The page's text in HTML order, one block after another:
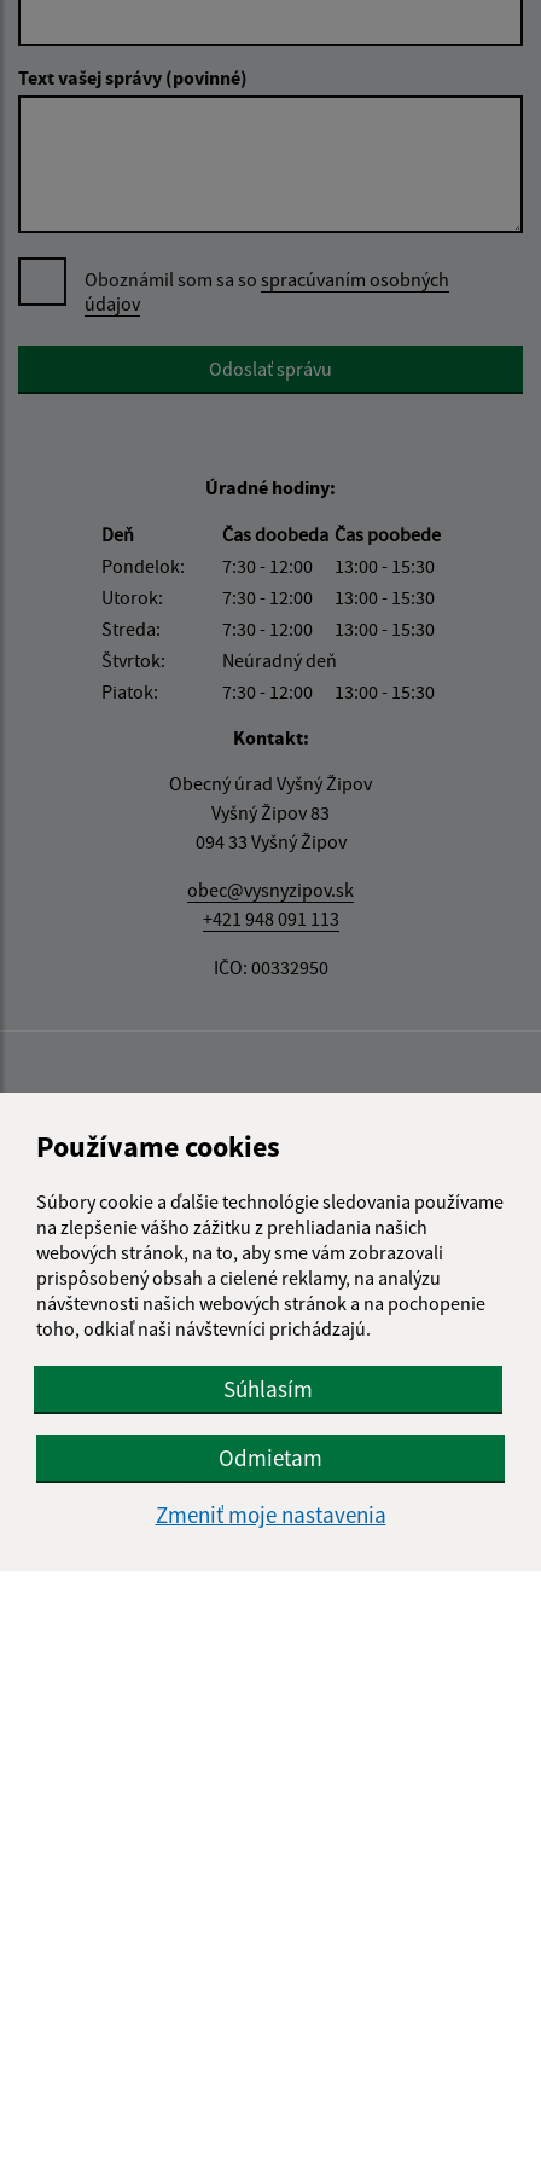
Používame cookies
Súbory cookie a ďalšie technológie sledovania používame
na zlepšenie vášho zážitku z prehliadania našich
webových stránok, na to, aby sme vám zobrazovali
prispôsobený obsah a cielené reklamy, na analýzu
návštevnosti našich webových stránok a na pochopenie
toho, odkiaľ naši návštevníci prichádzajú.
Súhlasím
Odmietam
Zmeniť moje nastavenia
Text vašej správy (povinné)
Oboznámil som sa so spracúvaním osobných
údajov
Google reCaptcha ResponseOdoslať správu
Úradné hodiny:
Deň
Čas doobeda Čas poobede
Pondelok:
7:30 - 12:00
13:00 - 15:30
Utorok:
7:30 - 12:00
13:00 - 15:30
Streda:
7:30 - 12:00
13:00 - 15:30
Štvrtok:
Neúradný deň
Piatok:
7:30 - 12:00
13:00 - 15:30
Kontakt:
Obecný úrad Vyšný Žipov
Vyšný Žipov 83
094 33 Vyšný Žipov
obec@vysnyzipov.sk
+421 948 091 113
IČO: 00332950
Informácie o stránke:
Vyhlásenie o prístupnosti
Ochrana osobných údajov